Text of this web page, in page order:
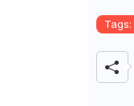
Tags: